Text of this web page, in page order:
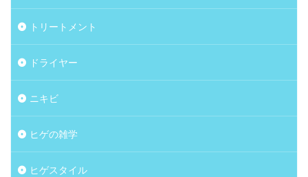
トリートメント
ドライヤー
ニキビ
ヒゲの雑学
ヒゲスタイル